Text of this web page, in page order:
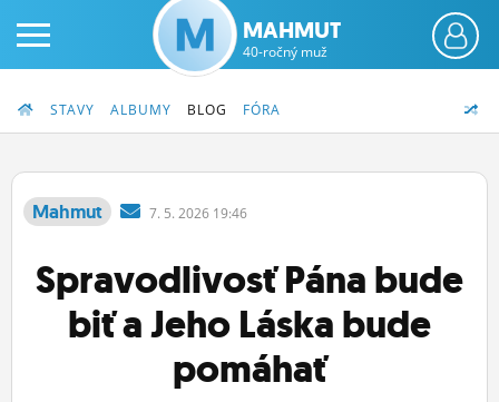
PRIHLÁS SA
ČINŽIAK
FÓRUM
STATUSY
MAHMUT
40-ročný muž
STAVY ALBUMY BLOG FÓRA
Mahmut 7. 5. 2026 19:46
Spravodlivosť Pána bude
biť a Jeho Láska bude
pomáhať